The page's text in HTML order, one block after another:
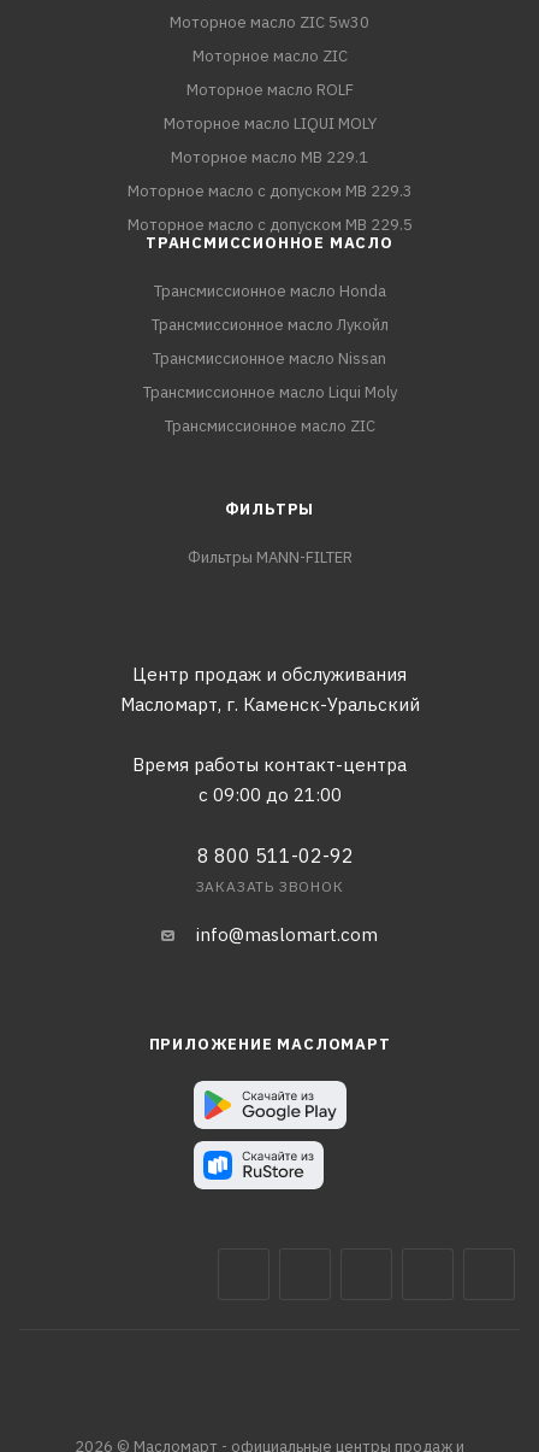
Моторное масло ZIC 5w30
Моторное масло ZIC
Моторное масло ROLF
Моторное масло LIQUI MOLY
Моторное масло MB 229.1
Моторное масло с допуском MB 229.3
Моторное масло с допуском MB 229.5
ТРАНСМИССИОННОЕ МАСЛО
Трансмиссионное масло Honda
Трансмиссионное масло Лукойл
Трансмиссионное масло Nissan
Трансмиссионное масло Liqui Moly
Трансмиссионное масло ZIC
ФИЛЬТРЫ
Фильтры MANN-FILTER
Центр продаж и обслуживания
Масломарт, г. Каменск-Уральский
Время работы контакт-центра
с 09:00 до 21:00
8 800 511-02-92
ЗАКАЗАТЬ ЗВОНОК
info@maslomart.com
ПРИЛОЖЕНИЕ МАСЛОМАРТ
2026 © Масломарт - официальные центры продаж и